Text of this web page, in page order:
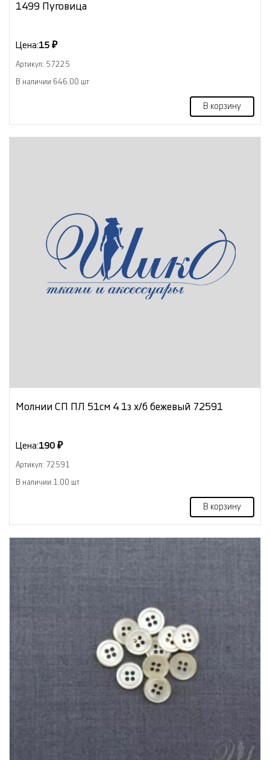
1499 Пуговица
Цена:15 ₽
Артикул: 57225
В наличии 646.00 шт
В корзину
Молнии СП ПЛ 51см 4 1з х/б бежевый 72591
Цена:190 ₽
Артикул: 72591
В наличии 1.00 шт
В корзину